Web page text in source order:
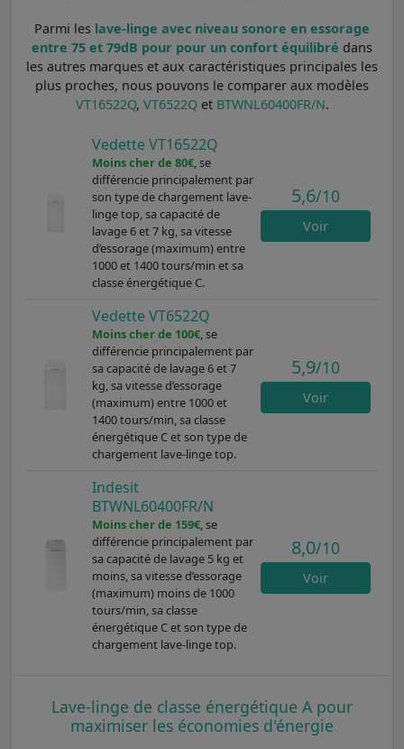
Parmi les lave-linge avec niveau sonore en essorage
entre 75 et 79dB pour pour un confort équilibré dans
les autres marques et aux caractéristiques principales les
plus proches, nous pouvons le comparer aux modèles
VT16522Q, VT6522Qet BTWNL60400FR/N.
Vedette VT16522Q
Moins cher de 80€, se
différencie principalement par
son type de chargement lave-
linge top, sa capacité de
lavage 6 et 7 kg, sa vitesse
d’essorage (maximum) entre
1000 et 1400 tours/min et sa
classe énergétique C.
5,6/10
Voir
Vedette VT6522Q
Moins cher de 100€, se
différencie principalement par
sa capacité de lavage 6 et 7
kg, sa vitesse d’essorage
(maximum) entre 1000 et
1400 tours/min, sa classe
énergétique C et son type de
chargement lave-linge top.
5,9/10
Voir
Indesit
BTWNL60400FR/N
Moins cher de 159€, se
différencie principalement par
sa capacité de lavage 5 kg et
moins, sa vitesse d’essorage
(maximum) moins de 1000
tours/min, sa classe
énergétique C et son type de
chargement lave-linge top.
8,0/10
Voir
Lave-linge de classe énergétique A pour
maximiser les économies d'énergie